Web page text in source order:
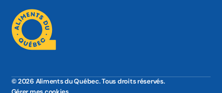
© 2026 Aliments du Québec. Tous droits réservés.